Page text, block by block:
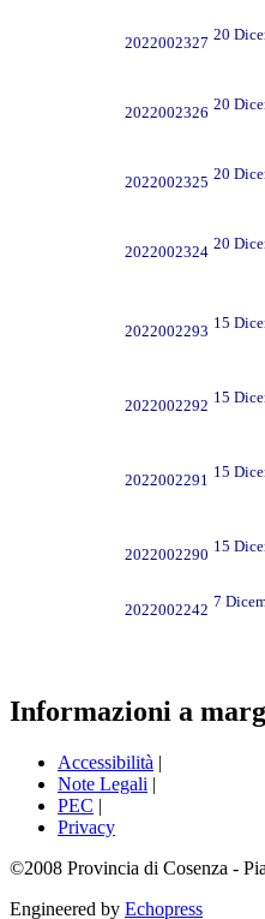
2022002327 20
2022002326 20
2022002325 20
2022002324 20
2022002293 15
2022002292 15
2022002291 15
2022002290 15
2022002242 7
Informazioni a
Accessibilità |
Note Legali |
PEC |
Privacy
©2008 Provincia di Cosenza -
Engineered by Echopress